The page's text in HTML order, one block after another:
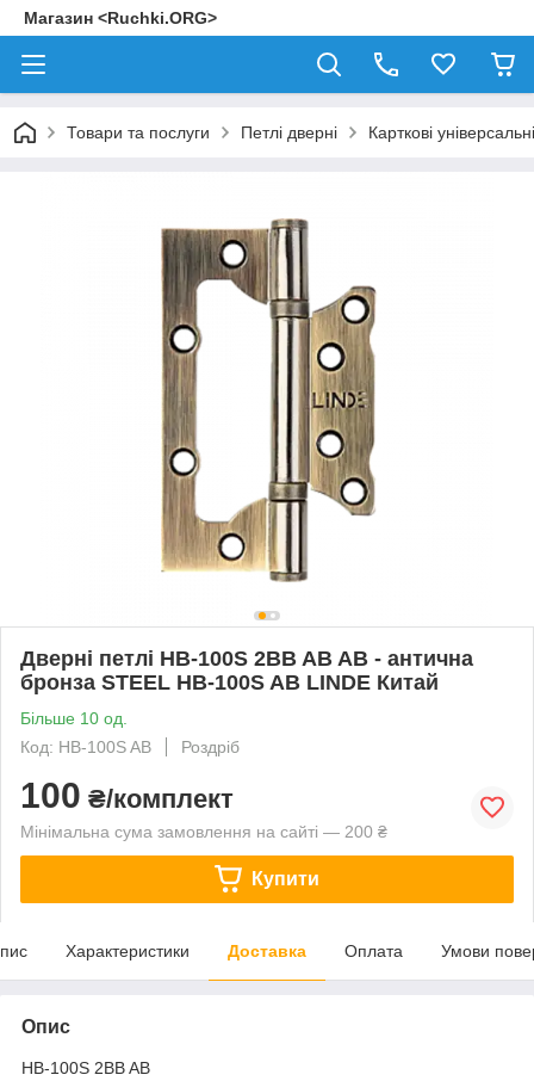
Магазин <Ruchki.ORG>
Товари та послуги Петлі дверні Карткові
Дверні петлі HB-100S 2BB AB AB - антична
бронза STEEL HB-100S AB LINDE Китай
Більше 10 од.
Код: HB-100S AB
Роздріб
100 ₴/комплект
Мінімальна сума замовлення на сайті — 200 ₴
Купити
Характеристики Доставка Оплата Умови
Опис
HB-100S 2BB AB